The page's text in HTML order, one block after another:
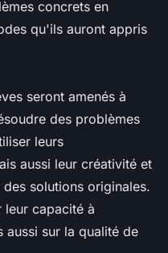
concrets en
qu'ils auront appris
seront amenés à
des problèmes
leurs
aussi leur créativité et
solutions originales.
leur capacité à
aussi sur la qualité de